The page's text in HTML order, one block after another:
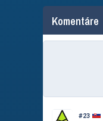
Komentáre
#23